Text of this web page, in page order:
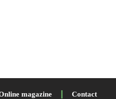
magazine Contact